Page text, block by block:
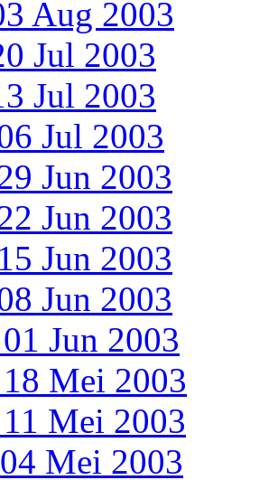
Aug 2003
Jul 2003
Jul 2003
Jul 2003
Jun 2003
Jun 2003
Jun 2003
Jun 2003
Jun 2003
Mei 2003
Mei 2003
Mei 2003